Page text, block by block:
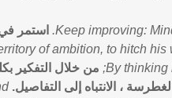
Keep improving: استمر
of ambition, to hitch his
By thinking من خلال التفكير
، الانتباه إلى التفاصيل.